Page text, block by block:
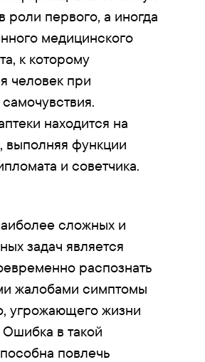
роли первого, а иногда
медицинского
к которому
человек при
находится на
выполняя функции
и советчика.
сложных и
задач является
распознать
жалобами симптомы
угрожающего жизни
в такой
повлечь